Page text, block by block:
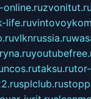
online.ruzvonitut.ru
life.ru
vlknrussia.ru
taksu.ru
splclub.ru